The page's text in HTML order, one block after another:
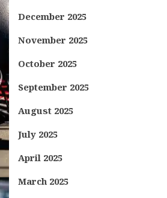
December 2025
November 2025
October 2025
September 2025
August 2025
July 2025
April 2025
March 2025